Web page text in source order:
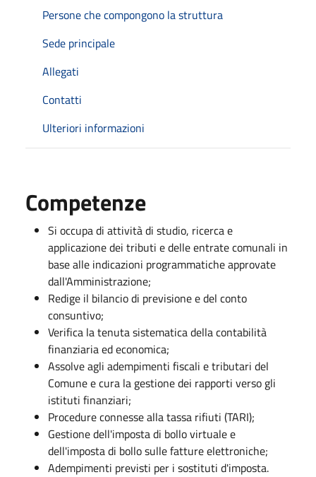
Persone che compongono la struttura
Sede principale
Allegati
Contatti
Ulteriori informazioni
Competenze
Si occupa di attività di studio, ricerca e
applicazione dei tributi e delle entrate comunali in
base alle indicazioni programmatiche approvate
dall'Amministrazione;
Redige il bilancio di previsione e del conto
consuntivo;
Verifica la tenuta sistematica della contabilità
finanziaria ed economica;
Assolve agli adempimenti fiscali e tributari del
Comune e cura la gestione dei rapporti verso gli
istituti finanziari;
Procedure connesse alla tassa rifiuti (TARI);
Gestione dell'imposta di bollo virtuale e
dell'imposta di bollo sulle fatture elettroniche;
Adempimenti previsti per i sostituti d'imposta.